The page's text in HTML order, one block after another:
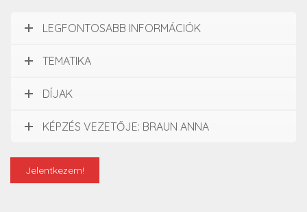
LEGFONTOSABB INFORMÁCIÓK
TEMATIKA
DÍJAK
KÉPZÉS VEZETŐJE: BRAUN ANNA
Jelentkezem!